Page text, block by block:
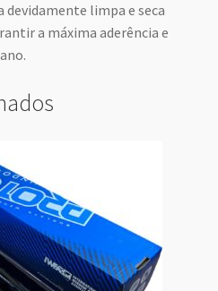
devidamente limpa e seca
a máxima aderência e